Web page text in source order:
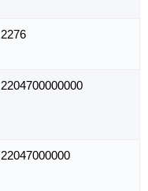
2276
2204700000000
22047000000